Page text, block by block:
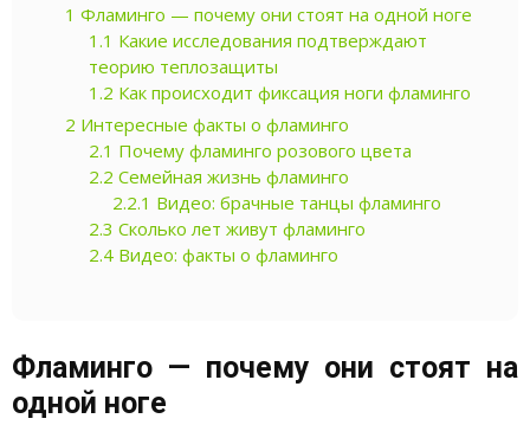
1 Фламинго — почему они стоят на одной ноге
1.1 Какие исследования подтверждают
теорию теплозащиты
1.2 Как происходит фиксация ноги фламинго
2 Интересные факты о фламинго
2.1 Почему фламинго розового цвета
2.2 Семейная жизнь фламинго
2.2.1 Видео: брачные танцы фламинго
2.3 Сколько лет живут фламинго
2.4 Видео: факты о фламинго
Фламинго — почему они стоят на
одной ноге